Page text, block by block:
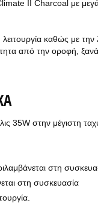
II Charcoal με
λειτουργία καθώς με
από την οροφή,
35W στην μέγιστη
στη
στη συσκευασία